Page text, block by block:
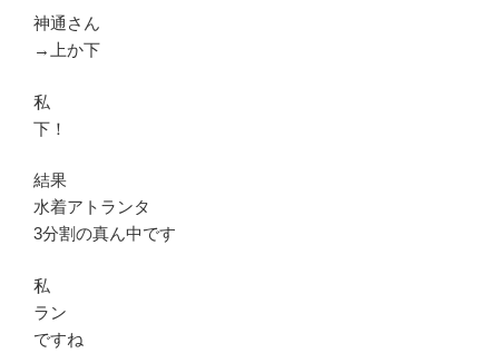
神通さん
→上か下
私
下！
結果
水着アトランタ
3分割の真ん中です
私
ラン
ですね